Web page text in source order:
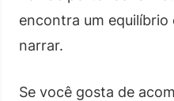
encontra um
narrar.
Se você gosta de